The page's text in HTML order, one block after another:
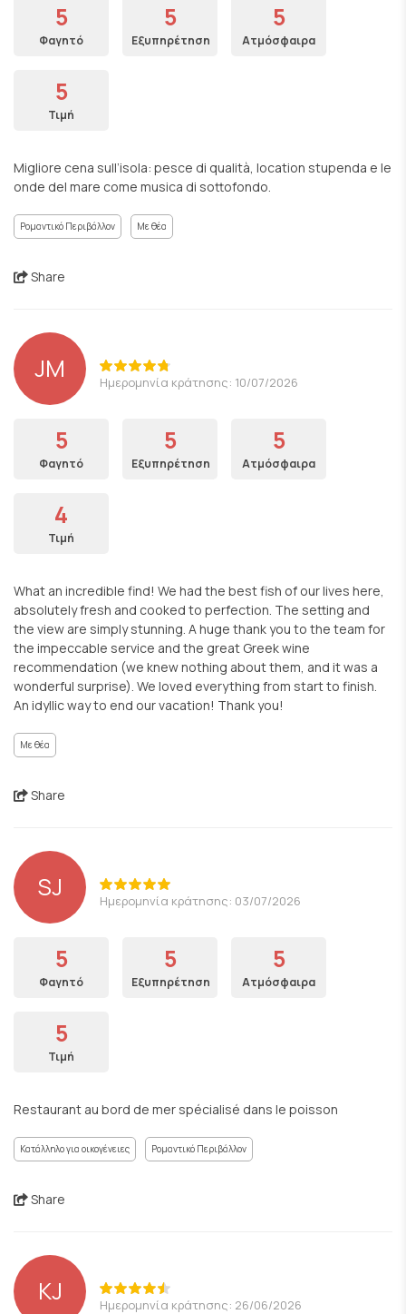
5
Φαγητό
5
Εξυπηρέτηση
5
Ατμόσφαιρα
5
Τιμή
Migliore cena sull’isola: pesce di qualità, location stupenda e le
onde del mare come musica di sottofondo.
Ρομαντικό Περιβάλλον Με θέα
Share
JM Ημερομηνία κράτησης: 10/07/2026
5
Φαγητό
5
Εξυπηρέτηση
5
Ατμόσφαιρα
4
Τιμή
What an incredible find! We had the best fish of our lives here,
absolutely fresh and cooked to perfection. The setting and
the view are simply stunning. A huge thank you to the team for
the impeccable service and the great Greek wine
recommendation (we knew nothing about them, and it was a
wonderful surprise). We loved everything from start to finish.
An idyllic way to end our vacation! Thank you!
Με θέα
Share
SJ Ημερομηνία κράτησης: 03/07/2026
5
Φαγητό
5
Εξυπηρέτηση
5
Ατμόσφαιρα
5
Τιμή
Restaurant au bord de mer spécialisé dans le poisson
Κατάλληλο για οικογένειες Ρομαντικό Περιβάλλον
Share
KJ Ημερομηνία κράτησης: 26/06/2026